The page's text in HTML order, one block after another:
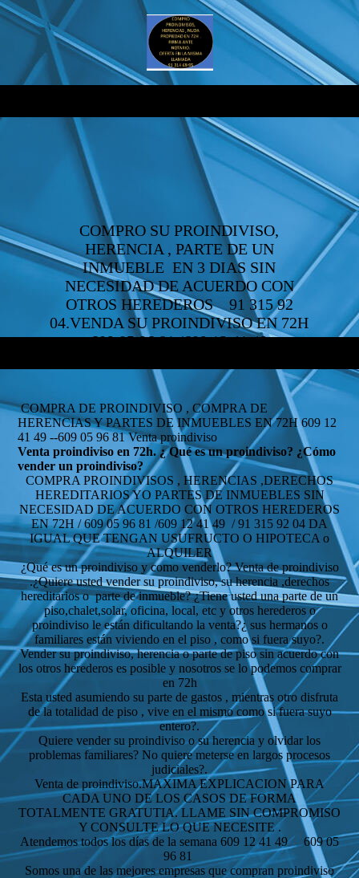
COMPRO SU PROINDIVISO,
HERENCIA , PARTE DE UN
INMUEBLE EN 3 DIAS SIN
NECESIDAD DE ACUERDO CON
OTROS HEREDEROS 91 315 92
04.VENDA SU PROINDIVISO EN 72H
609 05 96 81 /609 12 41 49
COMPRA DE PROINDIVISO , COMPRA DE
HERENCIAS Y PARTES DE INMUEBLES EN 72H 609 12
41 49 --609 05 96 81 Venta proindiviso
Venta proindiviso en 72h. ¿ Qué es un proindiviso? ¿Cómo
vender un proindiviso?
COMPRA PROINDIVISOS , HERENCIAS ,DERECHOS
HEREDITARIOS YO PARTES DE INMUEBLES SIN
NECESIDAD DE ACUERDO CON OTROS HEREDEROS
EN 72H / 609 05 96 81 /609 12 41 49 / 91 315 92 04 DA
IGUAL QUE TENGAN USUFRUCTO O HIPOTECA o
ALQUILER
¿Qué es un proindiviso y como venderlo? Venta de proindiviso
.¿Quiere usted vender su proindiviso, su herencia ,derechos
hereditarios o parte de inmueble? ¿Tiene usted una parte de un
piso,chalet,solar, oficina, local, etc y otros herederos o
proindiviso le están dificultando la venta?¿ sus hermanos o
familiares están viviendo en el piso , como si fuera suyo?.
Vender su proindiviso, herencia o parte de piso sin acuerdo con
los otros herederos es posible y nosotros se lo podemos comprar
en 72h
Esta usted asumiendo su parte de gastos , mientras otro disfruta
de la totalidad de piso , vive en el mismo como si fuera suyo
entero?.
Quiere vender su proindiviso o su herencia y olvidar los
problemas familiares? No quiere meterse en largos procesos
judiciales?.
Venta de proindiviso.MAXIMA EXPLICACION PARA
CADA UNO DE LOS CASOS DE FORMA
TOTALMENTE GRATUTIA. LLAME SIN COMPROMISO
Y CONSULTE LO QUE NECESITE .
Atendemos todos los días de la semana 609 12 41 49 609 05
96 81
Somos una de las mejores empresas que compran proindiviso